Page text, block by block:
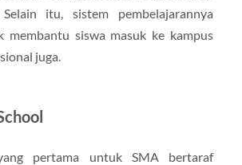
itu, sistem pembelajarannya
membantu siswa masuk ke kampus
juga.
pertama untuk SMA bertaraf